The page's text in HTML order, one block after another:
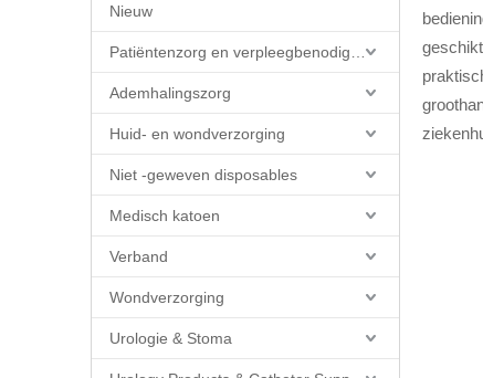
Nieuw
Ademhalingszorg
Huid- en wondverzorging
Niet -geweven disposables
Medisch katoen
Verband
Wondverzorging
Urologie & Stoma